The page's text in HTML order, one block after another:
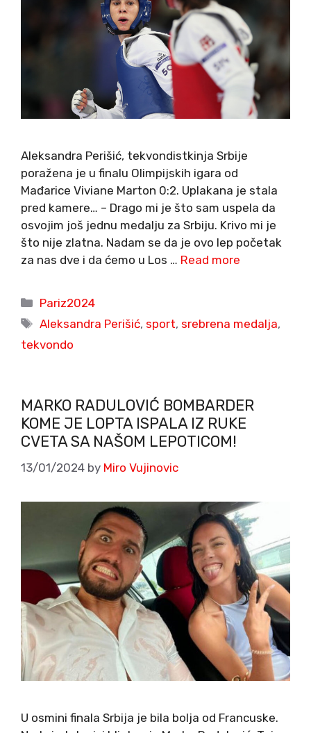
Aleksandra Perišić, tekvondistkinja Srbije
poražena je u finalu Olimpijskih igara od
Mađarice Viviane Marton 0:2. Uplakana je stala
pred kamere… – Drago mi je što sam uspela da
osvojim još jednu medalju za Srbiju. Krivo mi je
što nije zlatna. Nadam se da je ovo lep početak
za nas dve i da ćemo u Los … Read more
Categories
Pariz2024
Tags
Aleksandra Perišić, sport, srebrena medalja,
tekvondo
MARKO RADULOVIĆ BOMBARDER
KOME JE LOPTA ISPALA IZ RUKE
CVETA SA NAŠOM LEPOTICOM!
13/01/2024 by Miro Vujinovic
U osmini finala Srbija je bila bolja od Francuske.